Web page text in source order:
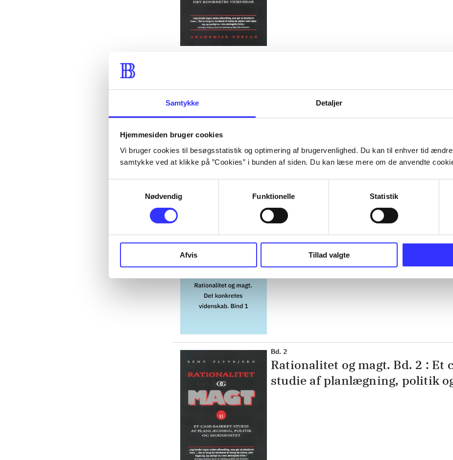
Samtykke Detaljer
Hjemmesiden bruger cookies
Vi bruger cookies til besøgsstatistik og optimering af brugervenlighed. Du kan til enhver tid
samtykke ved at klikke på ”Cookies” i bunden af siden. Du kan læse mere om de anvendte
Nødvendig
Funktionelle Statistik
Afvis Tillad valgte
Rationalitet og magt. Bd. 1 :
videnskab
Rationalitet og magt. Det
videnskab. Bind 1
Bd. 2
Rationalitet og magt. Bd. 2 : Et
studie af planlægning, politik